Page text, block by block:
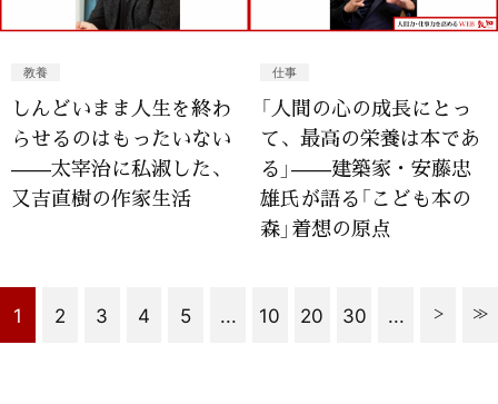
教養
しんどいまま人生を終わ
らせるのはもったいない
——太宰治に私淑した、
又吉直樹の作家生活
仕事
「人間の心の成長にとっ
て、最高の栄養は本であ
る」——建築家・安藤忠
雄氏が語る「こども本の
森」着想の原点
1 2 3 4 5 ... 10 20 30 ...